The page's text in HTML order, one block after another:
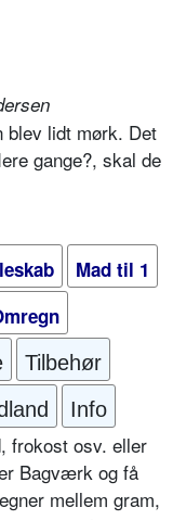
blev lidt mørk. Det
gange?, skal de
Mad til 1
Tilbehør
Info
frokost osv. eller
Bagværk og få
mellem gram,